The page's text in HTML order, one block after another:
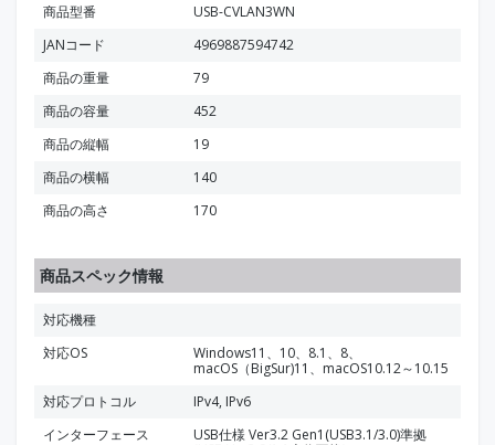
商品型番
USB-CVLAN3WN
JANコード
4969887594742
商品の重量
79
商品の容量
452
商品の縦幅
19
商品の横幅
140
商品の高さ
170
商品スペック情報
対応機種
対応OS
Windows11、10、8.1、8、
macOS（BigSur)11、macOS10.12～10.15
対応プロトコル
IPv4, IPv6
インターフェース
USB仕様 Ver3.2 Gen1(USB3.1/3.0)準拠